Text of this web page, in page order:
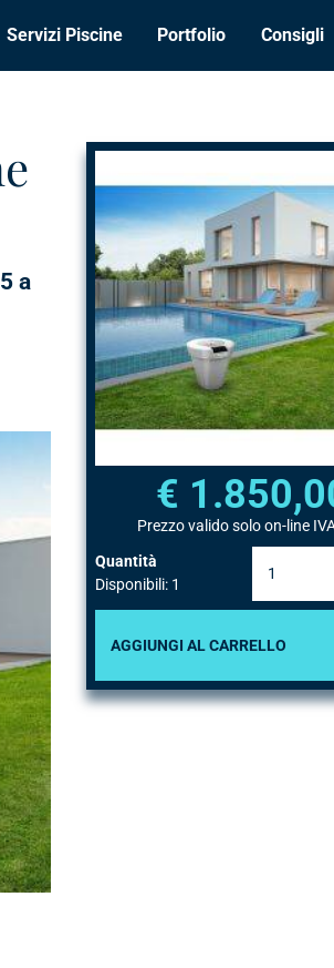
Servizi Piscine Portfolio Consigli
a
€
Prezzo valido solo on-line
Quantità
Disponibili: 1
AGGIUNGI AL CARRELLO